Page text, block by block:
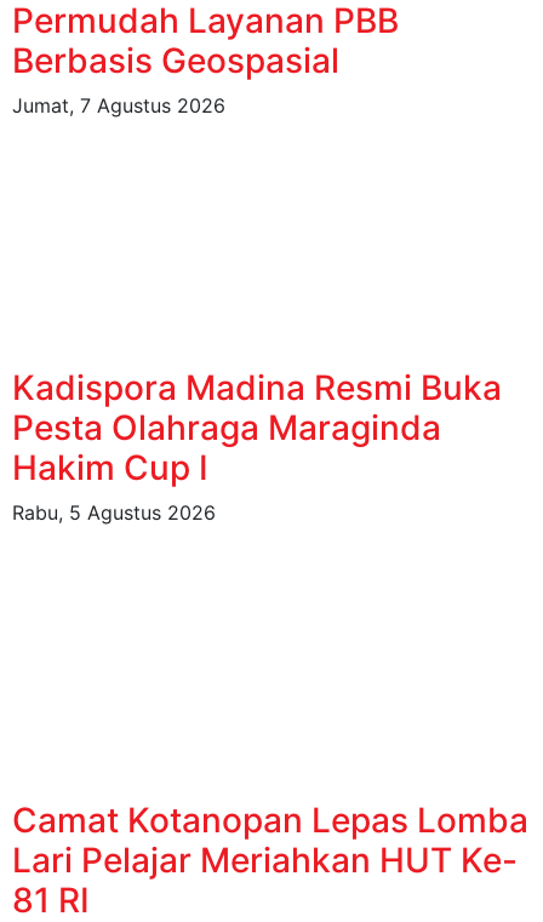
Permudah Layanan PBB
Berbasis Geospasial
Jumat, 7 Agustus 2026
Kadispora Madina Resmi Buka
Pesta Olahraga Maraginda
Hakim Cup I
Rabu, 5 Agustus 2026
Camat Kotanopan Lepas Lomba
Lari Pelajar Meriahkan HUT Ke-
81 RI